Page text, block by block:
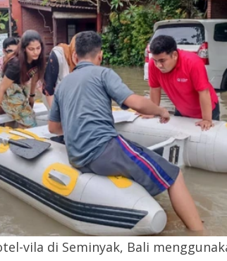
vila di Seminyak, Bali